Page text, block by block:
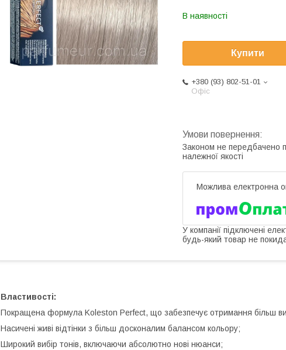
В наявності
Купити
+380 (93) 802-51-01
Офіс
Законом не передбачено
належної якості
У компанії підключені
будь-який товар не
Властивості:
Покращена формула Koleston Perfect, що забезпечує отримання більш
Насичені живі відтінки з більш досконалим балансом кольору;
Широкий вибір тонів, включаючи абсолютно нові нюанси;